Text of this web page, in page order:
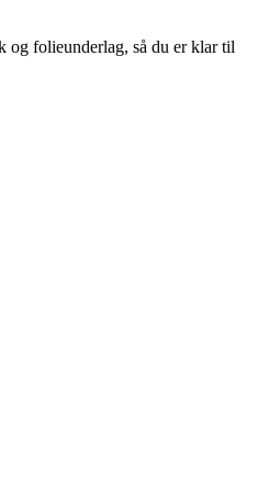
folieunderlag, så du er klar til